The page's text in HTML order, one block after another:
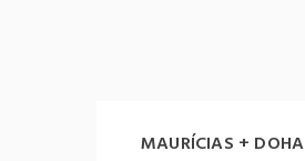
MAURÍCIAS + DOHA